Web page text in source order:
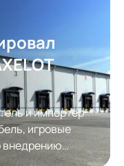
и импортер
игровые
внедрению
WMS.